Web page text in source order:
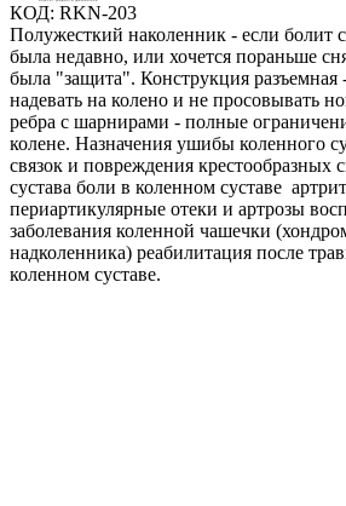
КОД: RKN-203
Полужесткий наколенник - если болит
была недавно, или хочется пораньше
была "защита". Конструкция разъемная
надевать на колено и не просовывать
ребра с шарнирами - полные
колене. Назначения ушибы коленного
связок и повреждения крестообразных
сустава боли в коленном суставе
периартикулярные отеки и артрозы
заболевания коленной чашечки
надколенника) реабилитация после
коленном суставе.